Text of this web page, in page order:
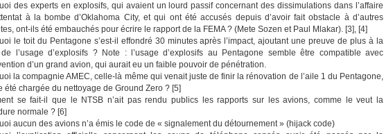
des experts en explosifs, qui avaient un lourd passif concernant des dissimulations dans l’affaire
à la bombe d’Oklahoma City, et qui ont été accusés depuis d’avoir fait obstacle à d’autres
ont-ils été embauchés pour écrire le rapport de la FEMA ? (Mete Sozen et Paul Mlakar). [3], [4]
le toit du Pentagone s’est-il effondré 30 minutes après l’impact, ajoutant une preuve de plus à la
l’usage d’explosifs ? Note : l’usage d’explosifs au Pentagone semble être compatible avec
d’un grand avion, qui aurait eu un faible pouvoir de pénétration.
la compagnie AMEC, celle-là même qui venait juste de finir la rénovation de l’aile 1 du Pentagone,
été chargée du nettoyage de Ground Zero ? [5]
se fait-il que le NTSB n’ait pas rendu publics les rapports sur les avions, comme le veut la
normale ? [6]
aucun des avions n’a émis le code de « signalement du détournement » (hijack code)